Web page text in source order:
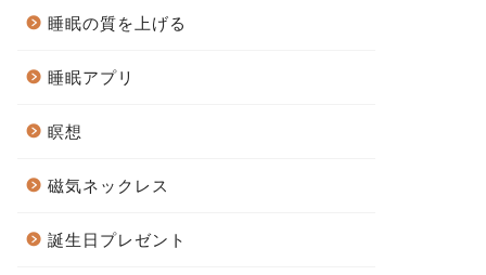
睡眠の質を上げる
睡眠アプリ
瞑想
磁気ネックレス
誕生日プレゼント